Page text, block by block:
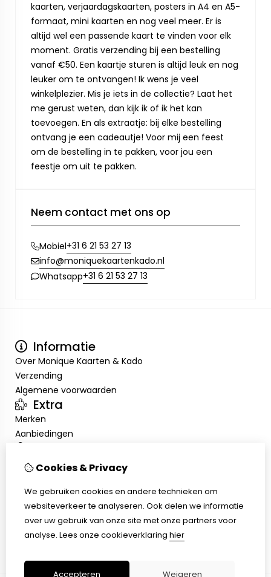
kaarten, verjaardagskaarten, posters in A4 en A5-
formaat, mini kaarten en nog veel meer. Er is
altijd wel een passende kaart te vinden voor elk
moment. Gratis verzending bij een bestelling
vanaf €50. Een kaartje sturen is altijd leuk en nog
leuker om te ontvangen! Ik wens je veel
winkelplezier. Mis je iets in de collectie? Laat het
me gerust weten, dan kijk ik of ik het kan
toevoegen. En als extraatje: bij elke bestelling
ontvang je een cadeautje! Voor mij een feest
om de bestelling in te pakken, voor jou een
feestje om uit te pakken.
Neem contact met ons op
Mobiel+31 6 21 53 27 13
info@moniquekaartenkado.nl
Whatsapp+31 6 21 53 27 13
Informatie
Over Monique Kaarten & Kado
Verzending
Algemene voorwaarden
Extra
Merken
Aanbiedingen
Inloggen
Nieuwsbrief
Klantenservice
Contact
Sitemap
Cookies & Privacy
We gebruiken cookies en andere technieken om
websiteverkeer te analyseren. Ook delen we informatie
over uw gebruik van onze site met onze partners voor
analyse. Lees onze cookieverklaring hier
Accepteren Weigeren